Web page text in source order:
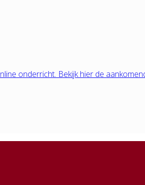
onderricht. Bekijk hier de